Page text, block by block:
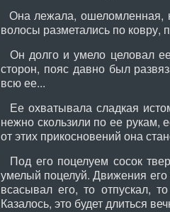
Она лежала, ошеломленная,
волосы разметались по ковру,
Он долго и умело целовал
сторон, пояс давно был
всю ее...
Ее охватывала сладкая
нежно скользили по ее рукам,
от этих прикосновений она
Под его поцелуем сосок
умелый поцелуй. Движения его
всасывал его, то отпускал,
Казалось, это будет длиться